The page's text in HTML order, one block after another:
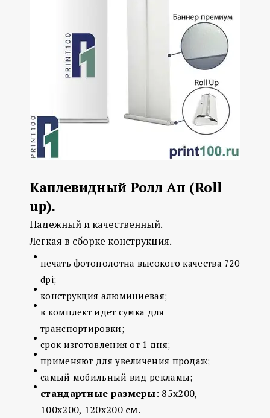
Каплевидный Ролл Ап (Roll
up).
Надежный и качественный.
Легкая в сборке конструкция.
печать фотополотна высокого качества 720
dpi;
конструкция алюминиевая;
в комплект идет сумка для
транспортировки;
срок изготовления от 1 дня;
применяют для увеличения продаж;
самый мобильный вид рекламы;
cтандартные размеры: 85х200,
100х200, 120х200 см.